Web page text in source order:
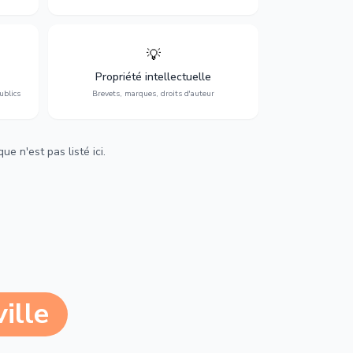
💡
Propriété intellectuelle
Brevets, marques, droits d'auteur
Protection de vos créations : brevets,
marques, droits d'auteur et lutte contre la
contrefaçon.
n'est pas listé ici.